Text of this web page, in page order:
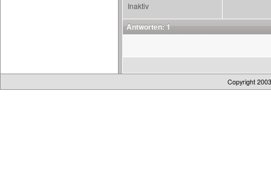
Inaktiv
Antworten: 1
Copyright